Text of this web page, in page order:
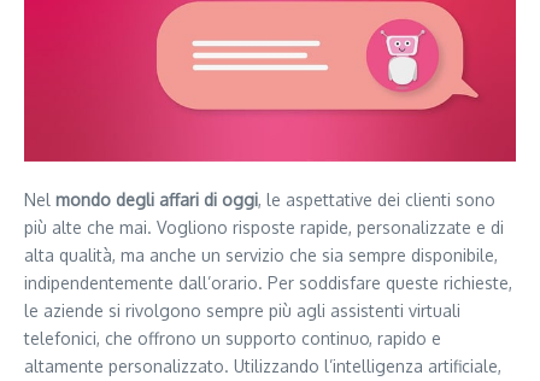
Nel mondo degli affari di oggi, le aspettative dei clienti sono
più alte che mai. Vogliono risposte rapide, personalizzate e di
alta qualità, ma anche un servizio che sia sempre disponibile,
indipendentemente dall’orario. Per soddisfare queste richieste,
le aziende si rivolgono sempre più agli assistenti virtuali
telefonici, che offrono un supporto continuo, rapido e
altamente personalizzato. Utilizzando l’intelligenza artificiale,